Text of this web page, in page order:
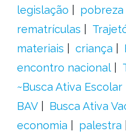
legislação
pobreza
rematrículas
materiais
criança
encontro nacional
~Busca Ativa Escolar
BAV
Busca Ativa
economia
palestra